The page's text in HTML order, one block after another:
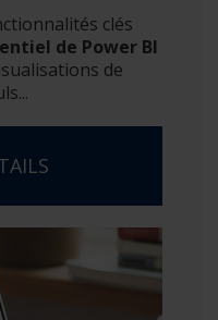
clés
de Power BI
de